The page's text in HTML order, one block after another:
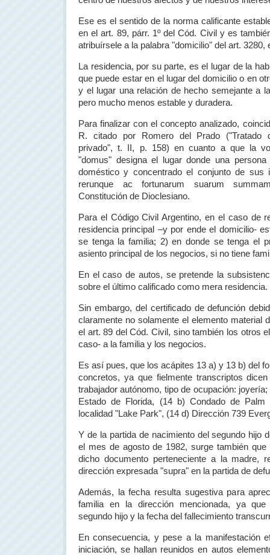
Ese es el sentido de la norma calificante
en el art. 89, párr. 1º del Cód. Civil y es
atribuírsele a la palabra "domicilio" del art. 3280,
La residencia, por su parte, es el lugar de la
que puede estar en el lugar del domicilio o en
y el lugar una relación de hecho semejante a
pero mucho menos estable y duradera.
Para finalizar con el concepto analizado,
R. citado por Romero del Prado ("Tratado
privado", t. II, p. 158) en cuanto a que la
"domus" designa el lugar donde una
doméstico y concentrado el conjunto de sus
rerunque ac fortunarum suarum
Constitución de Dioclesiano.
Para el Código Civil Argentino, en el caso de
residencia principal –y por ende el domicilio-
se tenga la familia; 2) en donde se tenga el
asiento principal de los negocios, si no tiene
En el caso de autos, se pretende la
sobre el último calificado como mera residencia.
Sin embargo, del certificado de defunción
claramente no solamente el elemento material
el art. 89 del Cód. Civil, sino también los otros
caso- a la familia y los negocios.
Es así pues, que los acápites 13 a) y 13 b) del
concretos, ya que fielmente transcriptos
trabajador autónomo, tipo de ocupación:
Estado de Florida, (14 b) Condado de
localidad "Lake Park", (14 d) Dirección 739
Y de la partida de nacimiento del segundo hijo
el mes de agosto de 1982, surge también que
dicho documento perteneciente a la madre,
dirección expresada "supra" en la partida de
Además, la fecha resulta sugestiva para
familia en la dirección mencionada, ya
segundo hijo y la fecha del fallecimiento
En consecuencia, y pese a la manifestación
iniciación, se hallan reunidos en autos